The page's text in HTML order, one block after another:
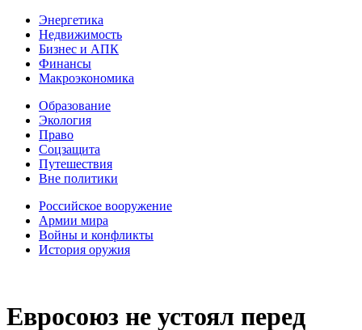
Энергетика
Недвижимость
Бизнес и АПК
Финансы
Макроэкономика
Образование
Экология
Право
Соцзащита
Путешествия
Вне политики
Российское вооружение
Армии мира
Войны и конфликты
История оружия
Евросоюз не устоял перед